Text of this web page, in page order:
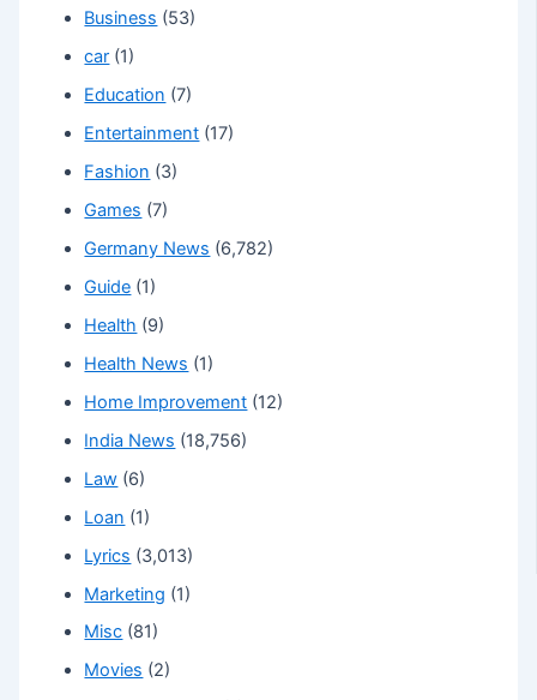
Business (53)
car (1)
Education (7)
Entertainment (17)
Fashion (3)
Games (7)
Germany News (6,782)
Guide (1)
Health (9)
Health News (1)
Home Improvement (12)
India News (18,756)
Law (6)
Loan (1)
Lyrics (3,013)
Marketing (1)
Misc (81)
Movies (2)